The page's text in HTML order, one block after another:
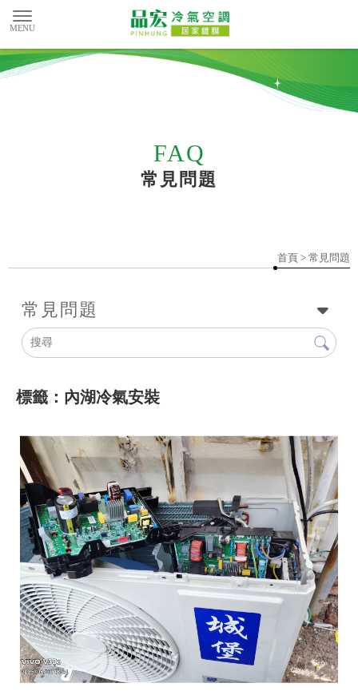
常見問題
首頁 > 常見問題
常見問題
標籤：內湖冷氣安裝